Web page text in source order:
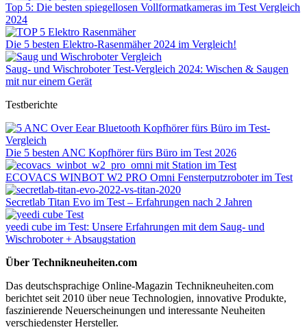
Top 5: Die besten spiegellosen Vollformatkameras im Test Vergleich
2024
Die 5 besten Elektro-Rasenmäher 2024 im Vergleich!
Saug- und Wischroboter Test-Vergleich 2024: Wischen & Saugen
mit nur einem Gerät
Testberichte
Die 5 besten ANC Kopfhörer fürs Büro im Test 2026
ECOVACS WINBOT W2 PRO Omni Fensterputzroboter im Test
Secretlab Titan Evo im Test – Erfahrungen nach 2 Jahren
yeedi cube im Test: Unsere Erfahrungen mit dem Saug- und
Wischroboter + Absaugstation
Über Technikneuheiten.com
Das deutschsprachige Online-Magazin Technikneuheiten.com
berichtet seit 2010 über neue Technologien, innovative Produkte,
faszinierende Neuerscheinungen und interessante Neuheiten
verschiedenster Hersteller.